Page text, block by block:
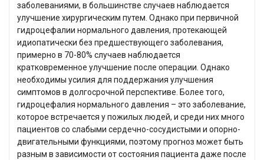
заболеваниями, в большинстве случаев наблюдается
улучшение хирургическим путем. Однако при первичной
гидроцефалии нормального давления, протекающей
идиопатически без предшествующего заболевания,
примерно в 70-80% случаев наблюдается
кратковременное улучшение после операции. Однако
необходимы усилия для поддержания улучшения
симптомов в долгосрочной перспективе. Более того,
гидроцефалия нормального давления – это заболевание,
которое встречается у пожилых людей, и среди них много
пациентов со слабыми сердечно-сосудистыми и опорно-
двигательными функциями, поэтому прогноз может быть
разным в зависимости от состояния пациента даже после